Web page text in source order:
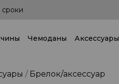
по всей стране!
Чемоданы Аксессуары
Брелок/аксессуар